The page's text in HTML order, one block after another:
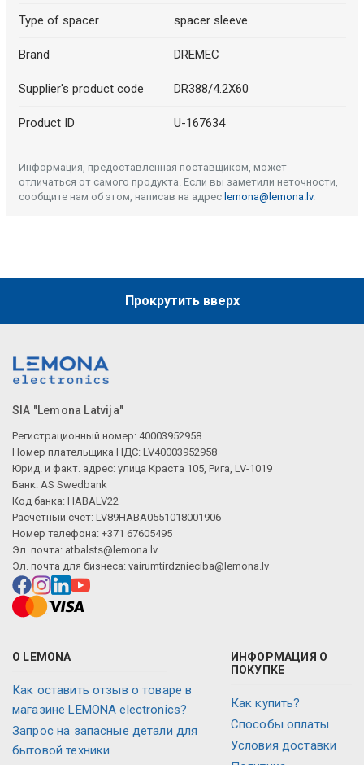
Type of spacer spacer sleeve
Brand DREMEC
Supplier's product code DR388/4.2X60
Product ID U-167634
Информация, предоставленная поставщиком, может
отличаться от самого продукта. Если вы заметили неточности,
сообщите нам об этом, написав на адрес lemona@lemona.lv.
Прокрутить вверх
SIA "Lemona Latvija"
Регистрационный номер: 40003952958
Номер плательщика НДС: LV40003952958
Юрид. и факт. адрес: улица Краста 105, Рига, LV-1019
Банк: AS Swedbank
Код банка: HABALV22
Расчетный счет: LV89HABA0551018001906
Номер телефона: +371 67605495
Эл. почта: atbalsts@lemona.lv
Эл. почта для бизнеса: vairumtirdznieciba@lemona.lv
О LEMONA
Как оставить отзыв о товаре в
магазине LEMONA electronics?
Запрос на запасные детали для
бытовой техники
ИНФОРМАЦИЯ О
ПОКУПКЕ
Как купить?
Способы оплаты
Условия доставки